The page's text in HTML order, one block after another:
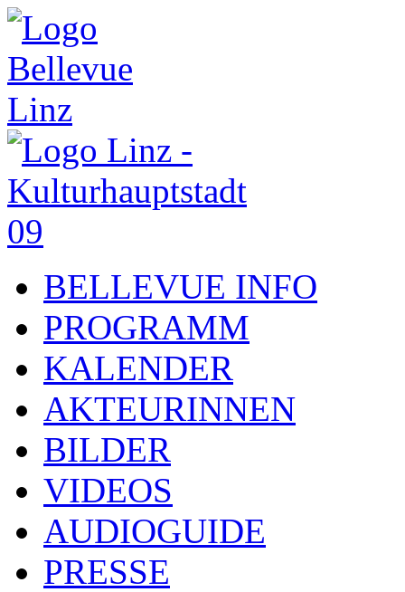
BELLEVUE INFO
PROGRAMM
KALENDER
AKTEURINNEN
BILDER
VIDEOS
AUDIOGUIDE
PRESSE